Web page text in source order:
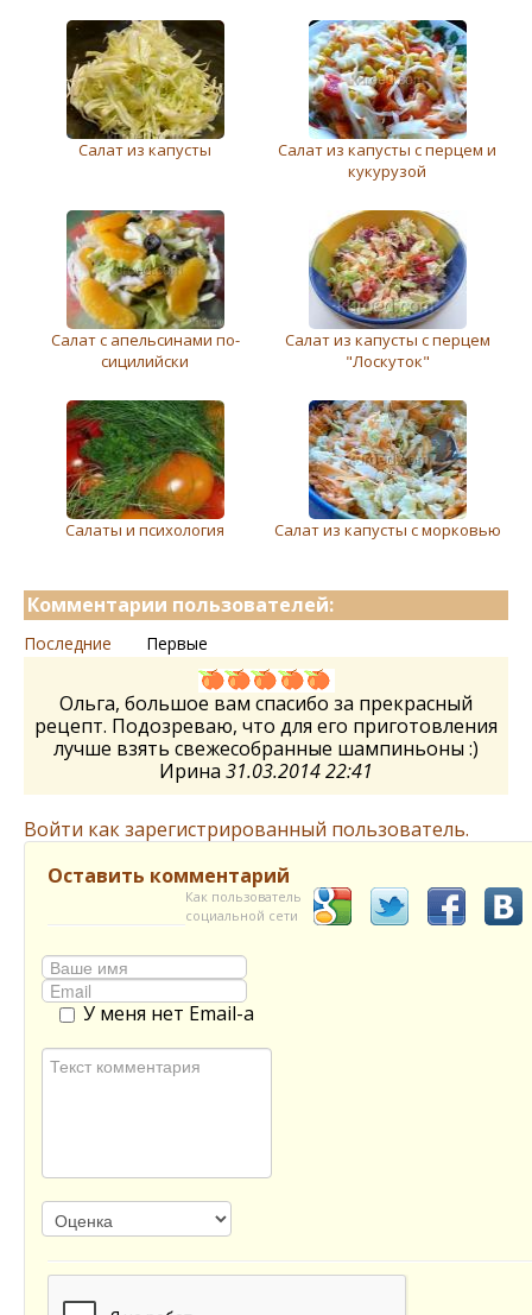
Салат из капусты
Салат из капусты с перцем и
кукурузой
Салат с апельсинами по-
сицилийски
Салат из капусты с перцем
"Лоскуток"
Салаты и психология Салат из капусты с морковью
Комментарии пользователей:
Последние Первые
Ольга, большое вам спасибо за прекрасный
рецепт. Подозреваю, что для его приготовления
лучше взять свежесобранные шампиньоны :)
Ирина 31.03.2014 22:41
Войти как зарегистрированный пользователь.
Оставить комментарий
Как пользователь
социальной сети
У меня нет Email-а